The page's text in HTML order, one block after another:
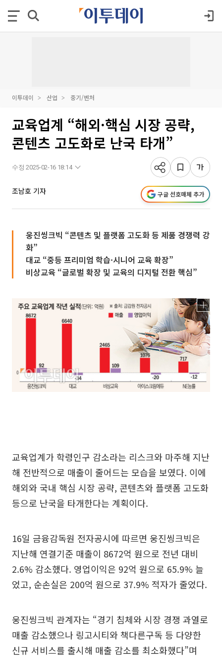
이투데이 산업 중기/벤처
교육업계 “해외·핵심 시장 공략,
콘텐츠 고도화로 난국 타개”
수정 2025-02-16 18:14
조남호 기자 구글 선호매체 추가
웅진씽크빅 “콘텐츠 및 플랫폼 고도화 등 제품 경쟁력 강
화”
대교 “중등 프리미엄 학습·시니어 교육 확장”
비상교육 “글로벌 확장 및 교육의 디지털 전환 핵심”
교육업계가 학령인구 감소라는 리스크와 마주해 지난
해 전반적으로 매출이 줄어드는 모습을 보였다. 이에
해외와 국내 핵심 시장 공략, 콘텐츠와 플랫폼 고도화
등으로 난국을 타개한다는 계획이다.
16일 금융감독원 전자공시에 따르면 웅진씽크빅은
지난해 연결기준 매출이 8672억 원으로 전년 대비
2.6% 감소했다. 영업이익은 92억 원으로 65.9% 늘
었고, 순손실은 200억 원으로 37.9% 적자가 줄었다.
웅진씽크빅 관계자는 “경기 침체와 시장 경쟁 과열로
매출 감소했으나 링고시티와 책다른구독 등 다양한
신규 서비스를 출시해 매출 감소를 최소화했다”며